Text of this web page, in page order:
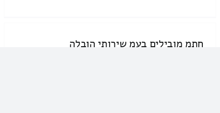
חתמ מובילים בעמ שירותי הובלה